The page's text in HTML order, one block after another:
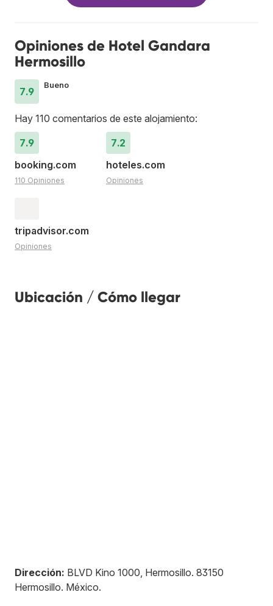
Opiniones de Hotel Gandara
Hermosillo
7.9
Bueno
Hay 110 comentarios de este alojamiento:
7.9
booking.com
110 Opiniones
7.2
hoteles.com
Opiniones
tripadvisor.com
Opiniones
Ubicación / Cómo llegar
Dirección: BLVD Kino 1000, Hermosillo. 83150
Hermosillo. México.